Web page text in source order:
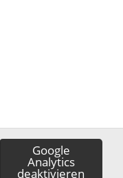
Google
Analytics
deaktivieren
68 61 · 93 51-0